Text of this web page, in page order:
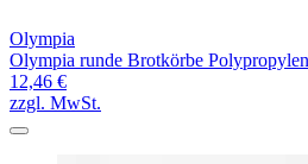
Olympia
Olympia runde Brotkörbe
12,46 €
zzgl. MwSt.